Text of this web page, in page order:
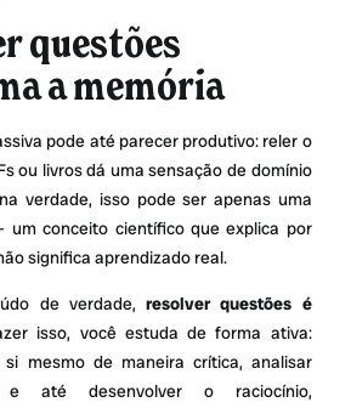
questões
a memória
pode até parecer produtivo: reler o
ou livros dá uma sensação de domínio
verdade, isso pode ser apenas uma
um conceito científico que explica por
significa aprendizado real.
de verdade,resolver questões é
isso, você estuda de forma ativa:
mesmo de maneira crítica, analisar
e até desenvolver o raciocínio,